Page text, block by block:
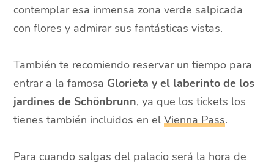
contemplar esa inmensa zona verde salpicada
con flores y admirar sus fantásticas vistas.
También te recomiendo reservar un tiempo para
entrar a la famosa Glorieta y el laberinto de los
jardines de Schönbrunn, ya que los tickets los
tienes también incluidos en elVienna Pass.
Para cuando salgas del palacio será la hora de